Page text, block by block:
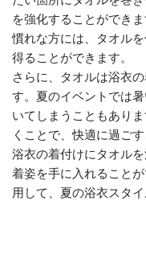
を強化することができ
慣れな方には、タオル
得ることができます。
さらに、タオルは浴衣
す。夏のイベントでは
いてしまうこともあり
くことで、快適に過ご
浴衣の着付けにタオル
着姿を手に入れること
用して、夏の浴衣スタ